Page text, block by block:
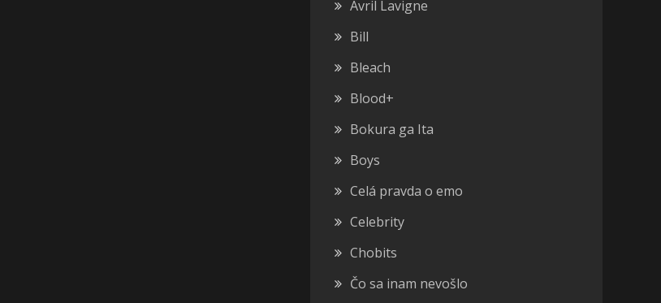
Avril Lavigne
Bill
Bleach
Blood+
Bokura ga Ita
Boys
Celá pravda o emo
Celebrity
Chobits
Čo sa inam nevošlo